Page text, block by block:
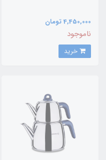
4,450,000 تومان
ناموجود